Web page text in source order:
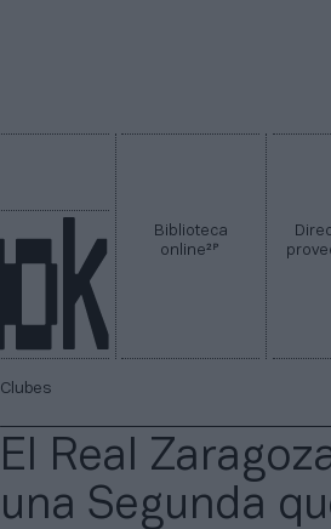
Biblioteca
online2P
Clubes
El Real
una Segunda